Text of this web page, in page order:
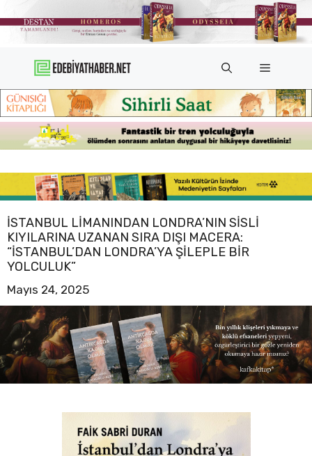
atla
Menü
İSTANBUL LIMANINDAN LONDRA’NIN SISLI
KIYILARINA UZANAN SIRA DIŞI MACERA:
“İSTANBUL’DAN LONDRA’YA ŞILEPLE BIR
YOLCULUK”
Mayıs 24, 2025